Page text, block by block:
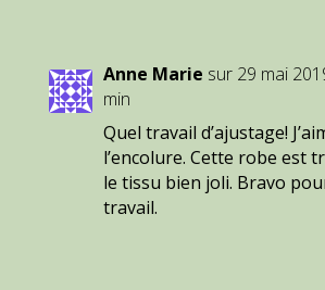
Anne Marie sur 29 mai
min
Quel travail d’ajustage!
l’encolure. Cette robe est
le tissu bien joli. Bravo
travail.